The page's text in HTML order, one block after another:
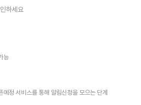
하세요
능
정 서비스를 통해 알림신청을 모으는 단계